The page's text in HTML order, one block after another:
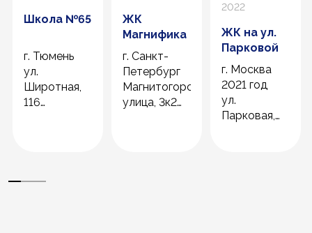
Школа №65
г. Тюмень
ул.
Широтная,
116
ЖК
Магнифика
г. Санкт-
Петербург
Магнитогорская
улица, 3к2
2022
ЖК на ул.
Парковой
г. Москва
2021 год
ул.
Парковая,